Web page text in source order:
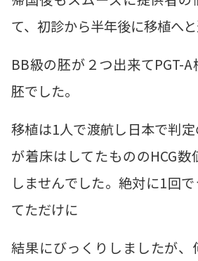
て、初診から半年後に移植へと
BB級の胚が２つ出来てPGT-
胚でした。
移植は1人で渡航し日本で判
が着床はしてたもののHCG
しませんでした。絶対に1回
てただけに
結果にびっくりしましたが、